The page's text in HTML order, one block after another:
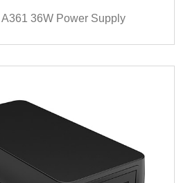
36W Power Supply